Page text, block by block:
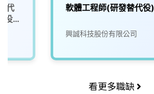
代
役
軟體工程師(研發替代役)
興誠科技股份有限公司
看更多職缺